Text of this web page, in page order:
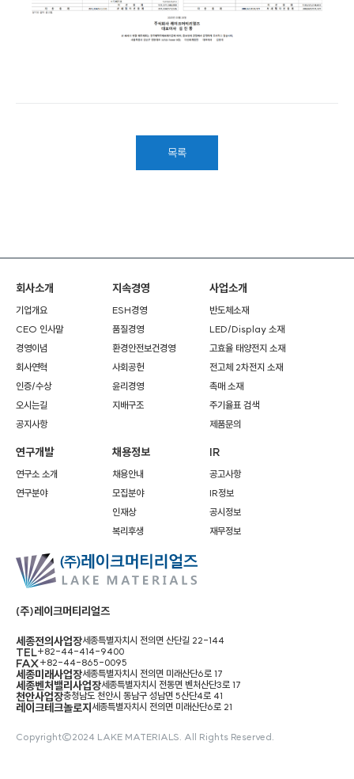
목록
(주)레이크머티리얼즈
세종전의사업장세종특별자치시 전의면 산단길 22-144
TEL+82-44-414-9400
FAX+82-44-865-0095
세종미래사업장세종특별자치시 전의면 미래산단6로 17
세종벤처밸리사업장세종특별자치시 전동면 벤처산단3로 17
천안사업장충청남도 천안시 동남구 성남면 5산단4로 41
레이크테크놀로지세종특별자치시 전의면 미래산단6로 21
Copyright©2024 LAKE MATERIALS. All Rights Reserved.
회사소개
기업개요
CEO 인사말
경영이념
회사연혁
인증/수상
오시는길
공지사항
지속경영
ESH경영
품질경영
환경안전보건경영
사회공헌
윤리경영
지배구조
사업소개
반도체소재
LED/Display 소재
고효율 태양전지 소재
전고체 2차전지 소재
촉매 소재
주기율표 검색
제품문의
연구개발
연구소 소개
연구분야
채용정보
채용안내
모집분야
인재상
복리후생
IR
공고사항
IR정보
공시정보
재무정보